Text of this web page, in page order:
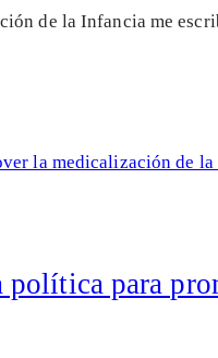
de la Infancia me
política para